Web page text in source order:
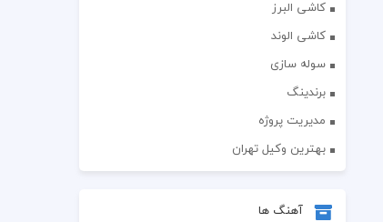
کاشی البرز
کاشی الوند
سوله سازی
برندینگ
مدیریت پروژه
بهترین وکیل تهران
آهنگ ها